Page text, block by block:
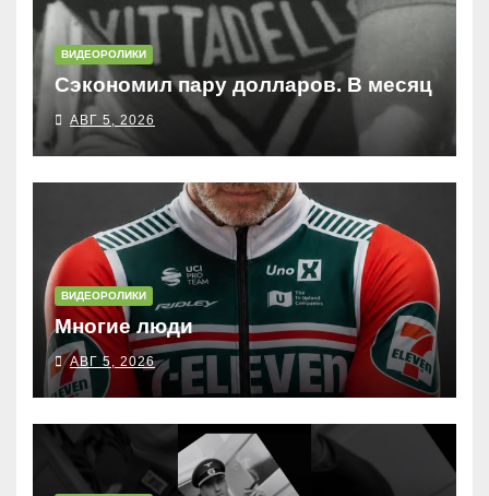
ВИДЕОРОЛИКИ
Сэкономил пару долларов. В месяц
АВГ 5, 2026
ВИДЕОРОЛИКИ
Многие люди
АВГ 5, 2026